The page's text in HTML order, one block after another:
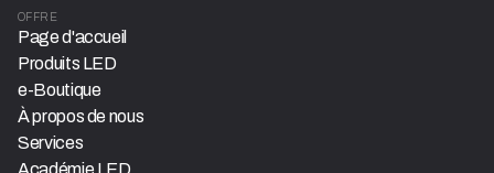
OFFRE
Page d'accueil
Produits LED
e-Boutique
À propos de nous
Services